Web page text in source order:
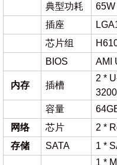
典型功耗
65W
插座
芯片组
BIOS
AMI
内存 插槽
2 *
容量
网络
芯片 2 *
存储
SATA 1 *
1 *